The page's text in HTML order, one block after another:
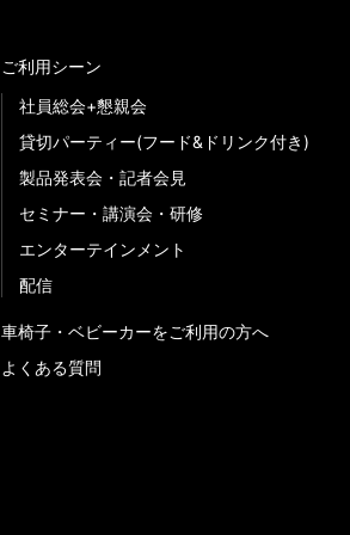
ご利用シーン
社員総会+懇親会
貸切パーティー(フード&ドリンク付き)
製品発表会・記者会見
セミナー・講演会・研修
エンターテインメント
配信
車椅子・ベビーカーをご利用の方へ
よくある質問